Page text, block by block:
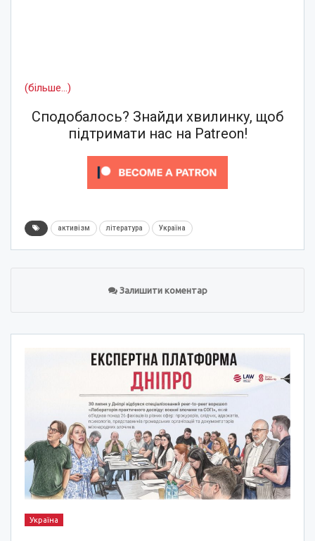
(більше…)
Сподобалось? Знайди хвилинку, щоб
підтримати нас на Patreon!
активізм література Україна
Залишити коментар
Україна